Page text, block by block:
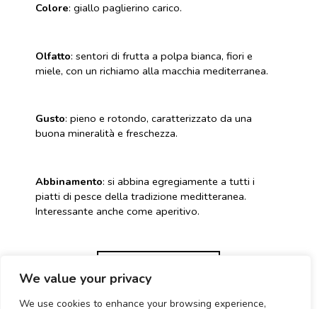
We value your privacy
We use cookies to enhance your browsing experience,
Colore: giallo paglierino carico.
Olfatto: sentori di frutta a polpa bianca, fiori e
miele, con un richiamo alla macchia mediterranea.
Gusto: pieno e rotondo, caratterizzato da una
buona mineralità e freschezza.
Abbinamento: si abbina egregiamente a tutti i
piatti di pesce della tradizione meditteranea.
Interessante anche come aperitivo.